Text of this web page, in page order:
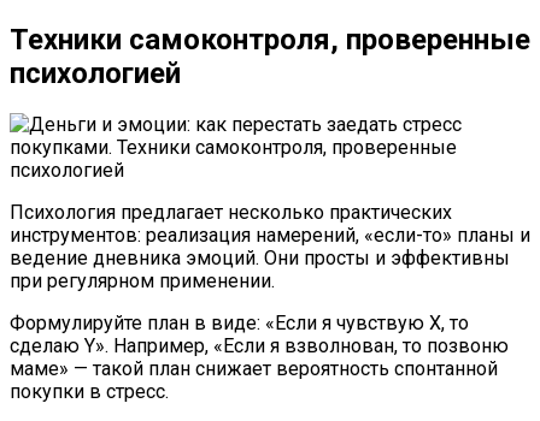
Техники самоконтроля, проверенные
психологией
Психология предлагает несколько практических
инструментов: реализация намерений, «если-то» планы и
ведение дневника эмоций. Они просты и эффективны
при регулярном применении.
Формулируйте план в виде: «Если я чувствую X, то
сделаю Y». Например, «Если я взволнован, то позвоню
маме» — такой план снижает вероятность спонтанной
покупки в стресс.